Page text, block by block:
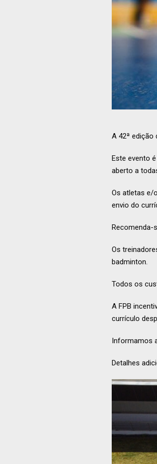
A 42ª edição
Este evento
aberto a
Os atletas e/
envio do
Recomenda-
Os
badminton.
Todos os
A FPB
currículo
Informamos
Detalhes